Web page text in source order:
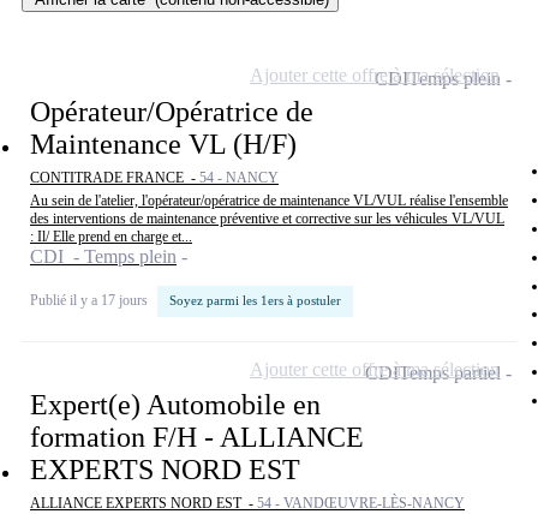
Opérateur/Opératrice de
Maintenance VL (H/F)
CONTITRADE FRANCE - 54 - NANCY
Au sein de l'atelier, l'opérateur/opératrice de maintenance VL/VUL réalise l'ensemble
des interventions de maintenance préventive et corrective sur les véhicules VL/VUL
: Il/ Elle prend en charge et...
CDI - Temps plein
Publié il y a 17 jours Soyez parmi les 1ers à postuler
CDITemps plein
Ajouter cette offre à ma sélection
Expert(e) Automobile en
formation F/H - ALLIANCE
EXPERTS NORD EST
ALLIANCE EXPERTS NORD EST - 54 - VANDŒUVRE-LÈS-NANCY
CDITemps partiel
Ajouter cette offre à ma sélection